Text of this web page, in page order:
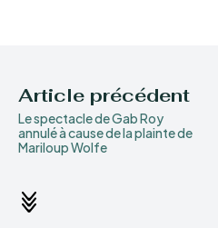
Article précédent
Le spectacle de Gab Roy
annulé à cause de la plainte de
Mariloup Wolfe